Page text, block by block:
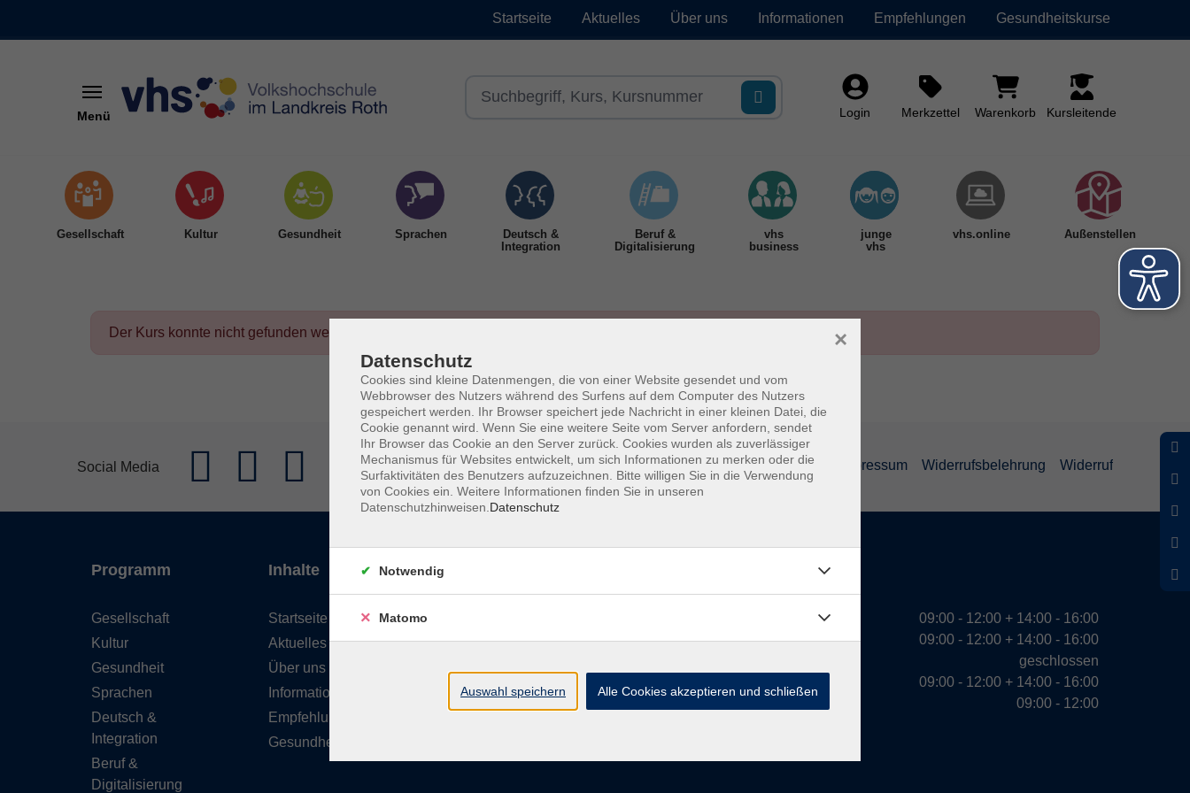
Startseite Aktuelles Über uns Informationen Empfehlungen Gesundheitskurse
Menü Login Merkzettel Warenkorb Kursleitende
Gesellschaft Kultur Gesundheit Sprachen
Deutsch &
Integration
Beruf &
Digitalisierung
vhs
business
junge
vhs
vhs.online Außenstellen
Der Kurs konnte nicht gefunden werden.
Social Media AGB Datenschutzerklärung Impressum Widerrufsbelehrung Widerruf
Programm
Gesellschaft
Kultur
Gesundheit
Sprachen
Deutsch &
Integration
Beruf &
Digitalisierung
Inhalte
Startseite
Aktuelles
Über uns
Informationen
Empfehlungen
Gesundheitskurse
91161 Hilpoltstein
info@vhs-roth.de
Tel: 09174 4749 0
Öffnungszeiten
Dienstag
09:00 - 12:00 + 14:00 - 16:00
09:00 - 12:00 + 14:00 - 16:00
geschlossen
09:00 - 12:00 + 14:00 - 16:00
09:00 - 12:00
Datenschutz
Cookies sind kleine Datenmengen, die von einer Website gesendet und vom
Webbrowser des Nutzers während des Surfens auf dem Computer des Nutzers
gespeichert werden. Ihr Browser speichert jede Nachricht in einer kleinen Datei, die
Cookie genannt wird. Wenn Sie eine weitere Seite vom Server anfordern, sendet
Ihr Browser das Cookie an den Server zurück. Cookies wurden als zuverlässiger
Mechanismus für Websites entwickelt, um sich Informationen zu merken oder die
Surfaktivitäten des Benutzers aufzuzeichnen. Bitte willigen Sie in die Verwendung
von Cookies ein. Weitere Informationen finden Sie in unseren
Datenschutzhinweisen. Datenschutz
×
Notwendig
Matomo
Auswahl speichern Alle Cookies akzeptieren und schließen